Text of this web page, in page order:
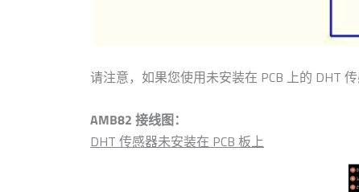
请注意，如果您使用未安装在 PCB 上的 DHT
AMB82 接线图：
DHT 传感器未安装在 PCB 板上